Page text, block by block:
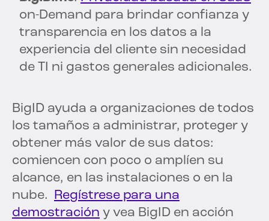
on-Demand para brindar confianza y
transparencia en los datos a la
experiencia del cliente sin necesidad
de TI ni gastos generales adicionales.
BigID ayuda a organizaciones de todos
los tamaños a administrar, proteger y
obtener más valor de sus datos:
comiencen con poco o amplíen su
alcance, en las instalaciones o en la
nube. Regístrese para una
demostración y vea BigID en acción